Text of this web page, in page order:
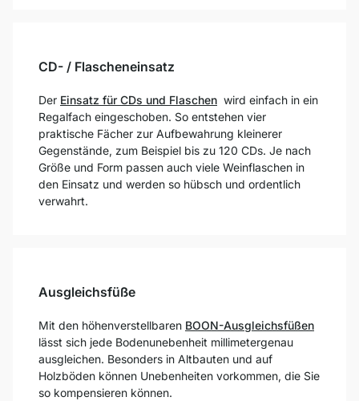
CD- / Flascheneinsatz
Der Einsatz für CDs und Flaschen wird einfach in ein
Regalfach eingeschoben. So entstehen vier
praktische Fächer zur Aufbewahrung kleinerer
Gegenstände, zum Beispiel bis zu 120 CDs. Je nach
Größe und Form passen auch viele Weinflaschen in
den Einsatz und werden so hübsch und ordentlich
verwahrt.
Ausgleichsfüße
Mit den höhenverstellbaren BOON-Ausgleichsfüßen
lässt sich jede Bodenunebenheit millimetergenau
ausgleichen. Besonders in Altbauten und auf
Holzböden können Unebenheiten vorkommen, die Sie
so kompensieren können.